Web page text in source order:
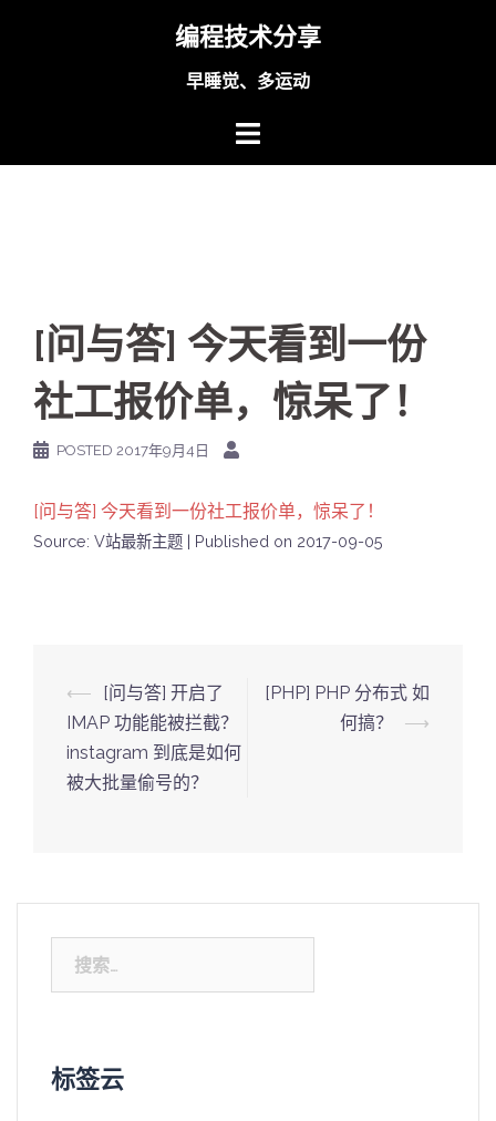
编程技术分享
早睡觉、多运动
[问与答] 今天看到一份
社工报价单，惊呆了！
POSTED 2017年9月4日
[问与答] 今天看到一份社工报价单，惊呆了！
Source: V站最新主题 Published on 2017-09-05
Post
navigation
⟵
[问与答] 开启了
IMAP 功能能被拦截？
instagram 到底是如何
被大批量偷号的？
[PHP] PHP 分布式 如
何搞？
⟶
索：
标签云